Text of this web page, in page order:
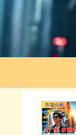
市場分析